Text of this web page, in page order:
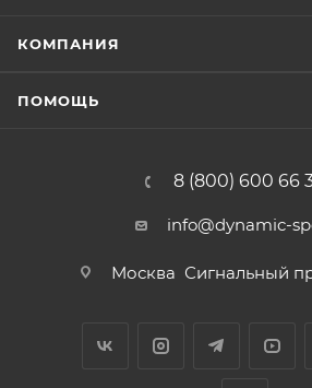
КОМПАНИЯ
ПОМОЩЬ
8 (800) 600 66
info@dynamic-
Москва Сигнальный